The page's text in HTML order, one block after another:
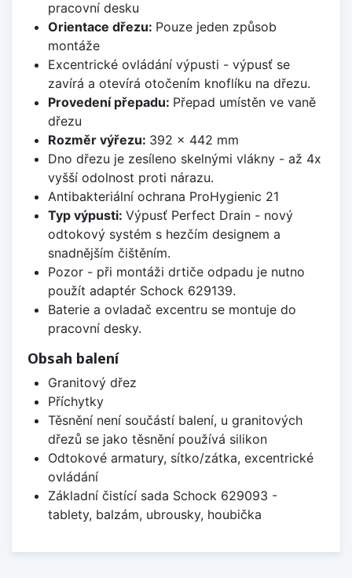
pracovní desku
Orientace dřezu: Pouze jeden způsob
montáže
Excentrické ovládání výpusti - výpusť se
zavírá a otevírá otočením knoflíku na dřezu.
Provedení přepadu: Přepad umístěn ve vaně
dřezu
Rozměr výřezu: 392 x 442 mm
Dno dřezu je zesíleno skelnými vlákny - až 4x
vyšší odolnost proti nárazu.
Antibakteriální ochrana ProHygienic 21
Typ výpusti: Výpusť Perfect Drain - nový
odtokový systém s hezčím designem a
snadnějším čištěním.
Pozor - při montáži drtiče odpadu je nutno
použít adaptér Schock 629139.
Baterie a ovladač excentru se montuje do
pracovní desky.
Obsah balení
Granitový dřez
Příchytky
Těsnění není součástí balení, u granitových
dřezů se jako těsnění používá silikon
Odtokové armatury, sítko/zátka, excentrické
ovládání
Základní čistící sada Schock 629093 -
tablety, balzám, ubrousky, houbička